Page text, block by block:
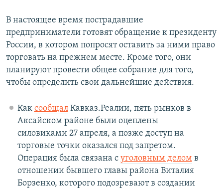
В настоящее время пострадавшие
предприниматели готовят обращение к президенту
России, в котором попросят оставить за ними право
торговать на прежнем месте. Кроме того, они
планируют провести общее собрание для того,
чтобы определить свои дальнейшие действия.
Как сообщалКавказ.Реалии, пять рынков в
Аксайском районе были оцеплены
силовиками 27 апреля, а позже доступ на
торговые точки оказался под запретом.
Операция была связана с уголовным деломв
отношении бывшего главы района Виталия
Борзенко, которого подозревают в создании